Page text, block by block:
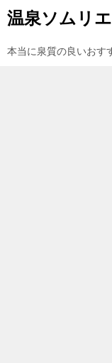
温泉ソムリ
本当に泉質の良いおす